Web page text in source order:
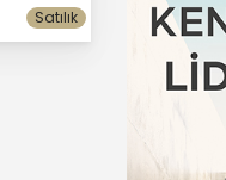
Satılık